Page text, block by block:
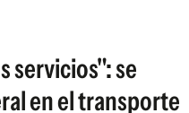
servicios": se
en el transporte